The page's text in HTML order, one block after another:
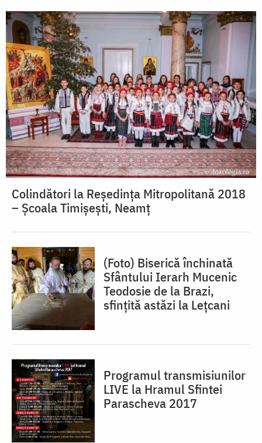
Colindători la Reședința Mitropolitană 2018
– Școala Timișești, Neamț
(Foto) Biserică închinată
Sfântului Ierarh Mucenic
Teodosie de la Brazi,
sfințită astăzi la Lețcani
Programul transmisiunilor
LIVE la Hramul Sfintei
Parascheva 2017